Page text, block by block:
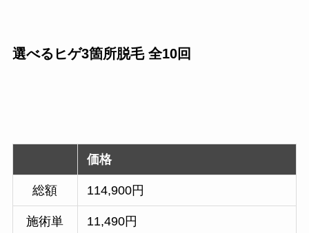
選べるヒゲ3箇所脱毛 全10回
価格
総額 114,900円
施術単
11,490円